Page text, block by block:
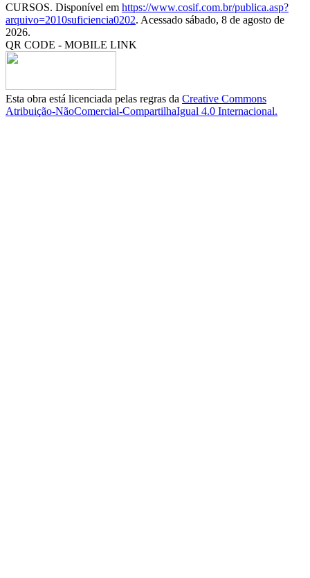
CURSOS. Disponível em https://www.cosif.com.br/publica.asp?
arquivo=2010suficiencia0202. Acessado sábado, 8 de agosto de
2026.
QR CODE - MOBILE LINK
Esta obra está licenciada pelas regras da Creative Commons
Atribuição-NãoComercial-CompartilhaIgual 4.0 Internacional.